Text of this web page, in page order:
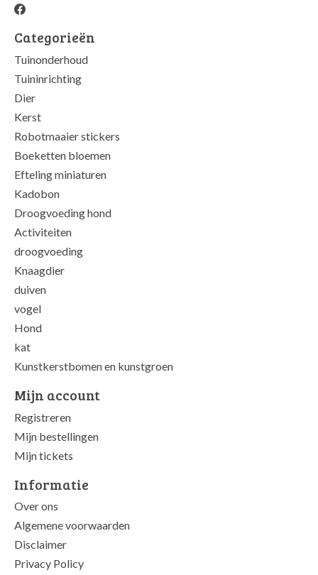
Categorieën
Tuinonderhoud
Tuininrichting
Dier
Kerst
Robotmaaier stickers
Boeketten bloemen
Efteling miniaturen
Kadobon
Droogvoeding hond
Activiteiten
droogvoeding
Knaagdier
duiven
vogel
Hond
kat
Kunstkerstbomen en kunstgroen
Mijn account
Registreren
Mijn bestellingen
Mijn tickets
Informatie
Over ons
Algemene voorwaarden
Disclaimer
Privacy Policy